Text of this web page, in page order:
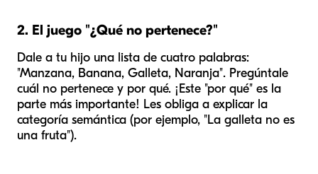
2. El juego "¿Qué no pertenece?"
Dale a tu hijo una lista de cuatro palabras:
"Manzana, Banana, Galleta, Naranja". Pregúntale
cuál no pertenece y por qué. ¡Este "por qué" es la
parte más importante! Les obliga a explicar la
categoría semántica (por ejemplo, "La galleta no es
una fruta").